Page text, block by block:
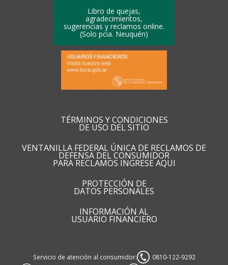
Libro de quejas,
agradecimientos,
sugerencias y reclamos online.
(Solo pcia. Neuquén)
TÉRMINOS Y CONDICIONES
DE USO DEL SITIO
VENTANILLA FEDERAL ÚNICA DE RECLAMOS DE
DEFENSA DEL CONSUMIDOR
PARA RECLAMOS INGRESE AQUI
PROTECCIÓN DE
DATOS PERSONALES
INFORMACIÓN AL
USUARIO FINANCIERO
Servicio de atención al consumidor:
0810-122-9292